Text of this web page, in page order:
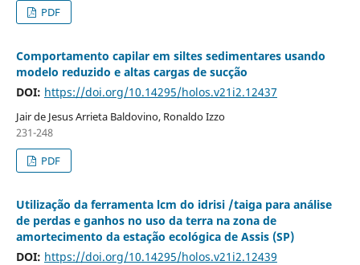
PDF
Comportamento capilar em siltes sedimentares usando
modelo reduzido e altas cargas de sucção
DOI: https://doi.org/10.14295/holos.v21i2.12437
Jair de Jesus Arrieta Baldovino, Ronaldo Izzo
231-248
PDF
Utilização da ferramenta lcm do idrisi /taiga para análise
de perdas e ganhos no uso da terra na zona de
amortecimento da estação ecológica de Assis (SP)
DOI: https://doi.org/10.14295/holos.v21i2.12439